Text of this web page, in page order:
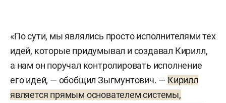
«По сути, мы являлись просто исполнителями тех
идей, которые придумывал и создавал Кирилл,
а нам он поручал контролировать исполнение
его идей, — обобщил Зыгмунтович. — Кирилл
является прямым основателем системы,